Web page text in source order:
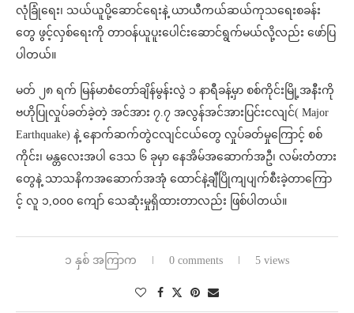
လုံခြုံရေး၊ သယ်ယူပို့ဆောင်ရေးနဲ့ ယာယီကယ်ဆယ်ကုသရေးစခန်း
တွေ ဖွင့်လှစ်ရေးကို တာဝန်ယူပူးပေါင်းဆောင်ရွက်မယ်လို့လည်း ဖော်ပြ
ပါတယ်။
မတ် ၂၈ ရက် မြန်မာစံတော်ချိန်မွန်းလွဲ ၁ နာရီခန့်မှာ စစ်ကိုင်းမြို့အနီးကို
ဗဟိုပြုလှုပ်ခတ်ခဲ့တဲ့ အင်အား ၇.၇ အလွန်အင်အားပြင်းငလျင်( Major
Earthquake) နဲ့ နောက်ဆက်တွဲငလျင်ငယ်တွေ လှုပ်ခတ်မှုကြောင့် စစ်
ကိုင်း၊ မန္တလေးအပါ ဒေသ ၆ ခုမှာ နေအိမ်အဆောက်အဦ၊ လမ်းတံတား
တွေနဲ့ သာသနိကအဆောက်အအုံ ထောင်နဲ့ချီပြိုကျပျက်စီးခဲ့တာကြော
င့် လူ ၁,၀၀၀ ကျော် သေဆုံးမှုရှိထားတာလည်း ဖြစ်ပါတယ်။
၁ နှစ် အကြာက 0 comments 5 views